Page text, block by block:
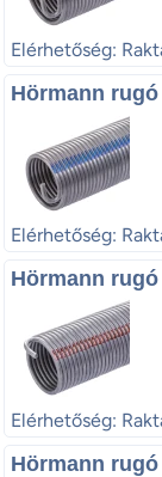
Elérhetőség:
Hörmann rugó
Elérhetőség:
Hörmann rugó
Elérhetőség:
Hörmann rugó